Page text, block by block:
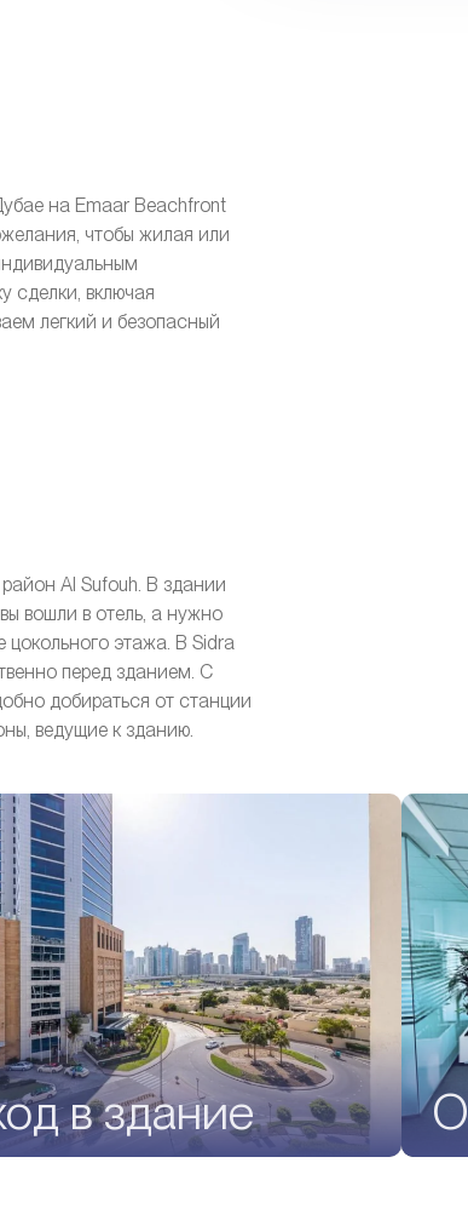
на Emaar Beachfront
чтобы жилая или
сделки, включая
легкий и безопасный
Al Sufouh. В здании
вошли в отель, а нужно
этажа. В Sidra
перед зданием. С
добираться от станции
ведущие к зданию.
в здание